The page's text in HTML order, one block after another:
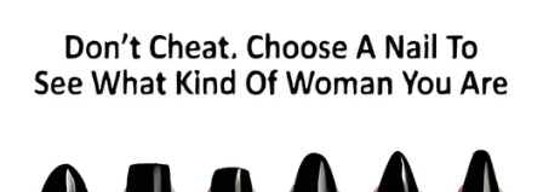
ka uspehu
Devica sada dobija priliku da kroz disciplinu postigne
donose dugoročnu korist.